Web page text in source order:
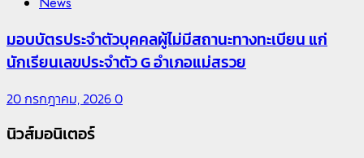
มอบบัตรประจำตัวบุคคลผู้ไม่มีสถานะทางทะเบียน แก่
นักเรียนเลขประจำตัว G อำเภอแม่สรวย
20 กรกฎาคม, 20260
นิวส์มอนิเตอร์